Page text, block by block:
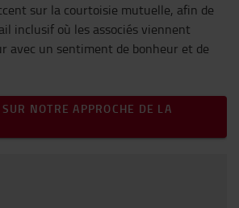
sur la courtoisie mutuelle, afin de
inclusif où les associés viennent
avec un sentiment de bonheur et de
NOTRE APPROCHE DE LA